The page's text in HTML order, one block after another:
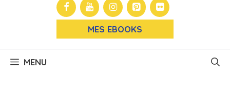
MES EBOOKS
MENU